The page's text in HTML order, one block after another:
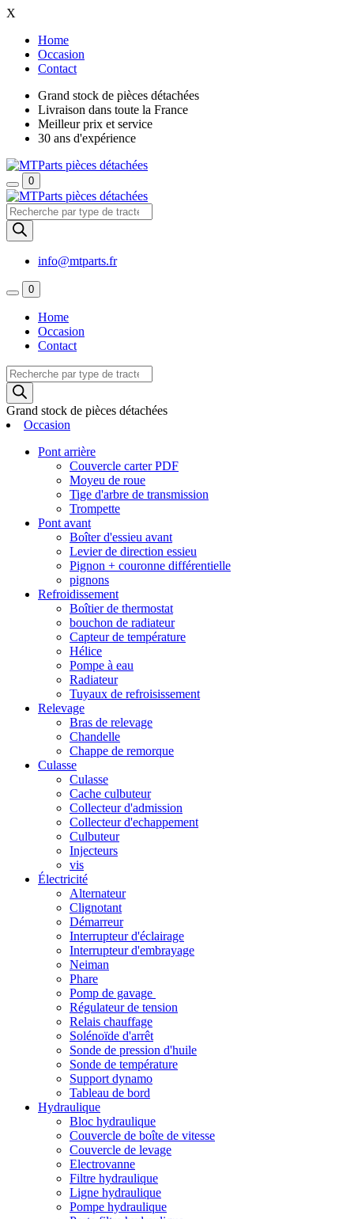
X
Home
Occasion
Contact
Grand stock de pièces détachées
Livraison dans toute la France
Meilleur prix et service
30 ans d'expérience
0
Recherche
de
produits
info@mtparts.fr
0
Home
Occasion
Contact
Recherche
de
produits
Grand stock de pièces détachées
Occasion
Pont arrière
Couvercle carter PDF
Moyeu de roue
Tige d'arbre de transmission
Trompette
Pont avant
Boîter d'essieu avant
Levier de direction essieu
Pignon + couronne différentielle
pignons
Refroidissement
Boîtier de thermostat
bouchon de radiateur
Capteur de température
Hélice
Pompe à eau
Radiateur
Tuyaux de refroisissement
Relevage
Bras de relevage
Chandelle
Chappe de remorque
Culasse
Culasse
Cache culbuteur
Collecteur d'admission
Collecteur d'echappement
Culbuteur
Injecteurs
vis
Électricité
Alternateur
Clignotant
Démarreur
Interrupteur d'éclairage
Interrupteur d'embrayage
Neiman
Phare
Pomp de gavage
Régulateur de tension
Relais chauffage
Solénoïde d'arrêt
Sonde de pression d'huile
Sonde de température
Support dynamo
Tableau de bord
Hydraulique
Bloc hydraulique
Couvercle de boîte de vitesse
Couvercle de levage
Electrovanne
Filtre hydraulique
Ligne hydraulique
Pompe hydraulique